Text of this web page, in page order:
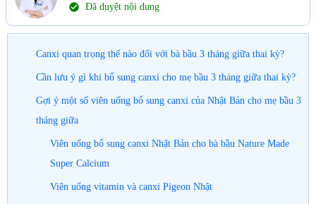
check_circle Đã duyệt nội dung
Canxi quan trọng thế nào đối với bà bầu 3 tháng giữa thai kỳ?
Cần lưu ý gì khi bổ sung canxi cho mẹ bầu 3 tháng giữa thai kỳ?
Gợi ý một số viên uống bổ sung canxi của Nhật Bản cho mẹ bầu 3
tháng giữa
Viên uống bổ sung canxi Nhật Bản cho bà bầu Nature Made
Super Calcium
Viên uống vitamin và canxi Pigeon Nhật